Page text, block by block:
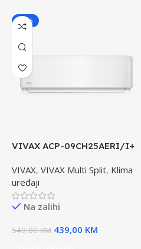
-20%
VIVAX ACP-09CH25AERI/I+
Jedinica
VIVAX, VIVAX Multi Split, Klima
uređaji
Na zalihi
549,00KM 439,00 KM